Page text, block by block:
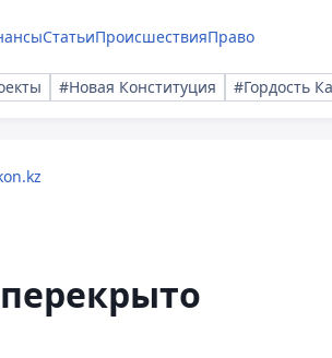
СтатьиПроисшествияПраво
#Новая Конституция #Гордость